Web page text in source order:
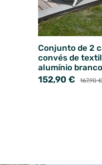
Conjunto de 2
convés de
alumínio
152,90 € 167,90 €